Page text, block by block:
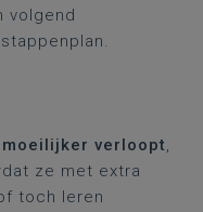
volgend
verloopt,
ze met extra
toch leren